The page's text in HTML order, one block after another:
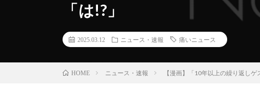
「は!?」
2025.03.12 ニュース・速報 痛いニュース
HOME ニュース・速報 【漫画】「10年以上の繰り返し